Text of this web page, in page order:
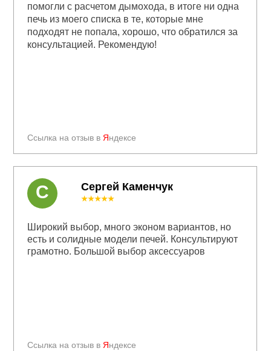
Ссылка на отзыв в Яндексе
помогли с расчетом дымохода, в итоге ни одна
печь из моего списка в те, которые мне
подходят не попала, хорошо, что обратился за
консультацией. Рекомендую!
Сергей Каменчук
Ссылка на отзыв в Яндексе
★★★★★
Широкий выбор, много эконом вариантов, но
есть и солидные модели печей. Консультируют
грамотно. Большой выбор аксессуаров
С